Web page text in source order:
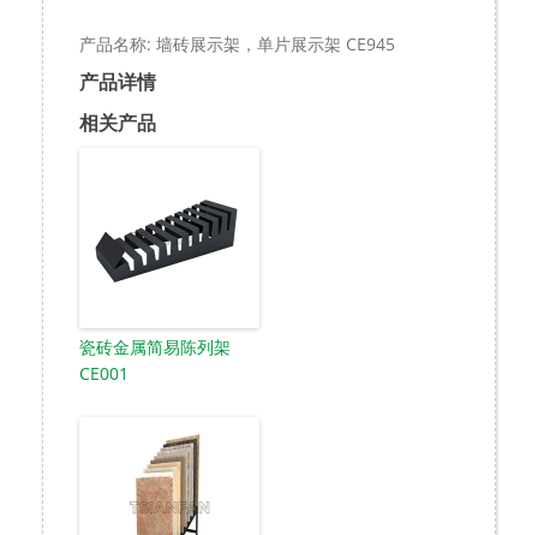
产品名称: 墙砖展示架，单片展示架 CE945
产品详情
相关产品
瓷砖金属简易陈列架
CE001